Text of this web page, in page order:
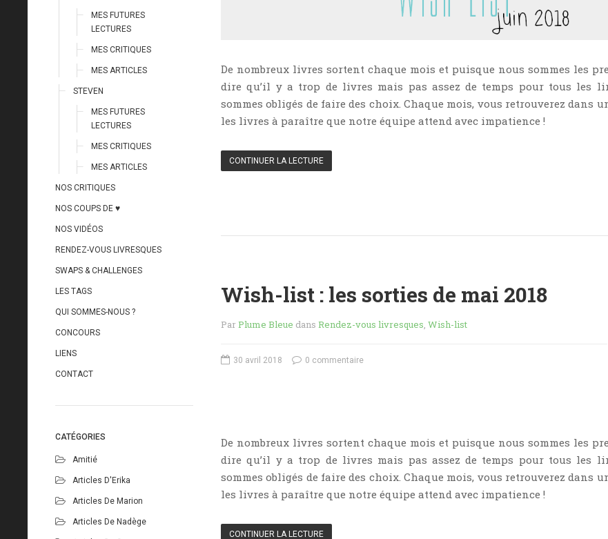
MES FUTURES
LECTURES
MES CRITIQUES
MES ARTICLES
STEVEN
MES FUTURES
LECTURES
MES CRITIQUES
MES ARTICLES
NOS CRITIQUES
NOS COUPS DE ♥
NOS VIDÉOS
RENDEZ-VOUS LIVRESQUES
SWAPS & CHALLENGES
LES TAGS
QUI SOMMES-NOUS ?
CONCOURS
LIENS
CONTACT
CATÉGORIES
Amitié
Articles D'Erika
Articles De Marion
Articles De Nadège
De nombreux livres sortent chaque mois et puisque nous sommes les
dire qu’il y a trop de livres mais pas assez de temps pour tous les
sommes obligés de faire des choix. Chaque mois, vous retrouverez dans
les livres à paraître que notre équipe attend avec impatience !
CONTINUER LA LECTURE
Wish-list : les sorties de mai 2018
ParPlume Bleue dans Rendez-vous livresques, Wish-list
30 avril 2018 0 commentaire
De nombreux livres sortent chaque mois et puisque nous sommes les
dire qu’il y a trop de livres mais pas assez de temps pour tous les
sommes obligés de faire des choix. Chaque mois, vous retrouverez dans
les livres à paraître que notre équipe attend avec impatience !
CONTINUER LA LECTURE